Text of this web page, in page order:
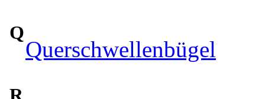
Q
Querschwellenbügel